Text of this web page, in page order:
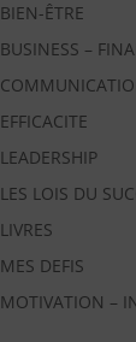
BIEN-ÊTRE
BUSINESS –
EFFICACITE
LEADERSHIP
LES LOIS DU
LIVRES
MES DEFIS
MOTIVATION –